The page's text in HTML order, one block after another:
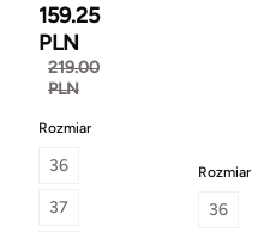
159.25
PLN
219.00
PLN
Rozmiar
36
37
Rozmiar
36